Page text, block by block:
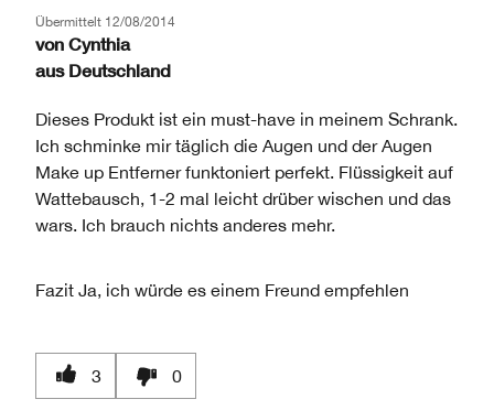
Übermittelt 12/08/2014
von Cynthia
aus Deutschland
Dieses Produkt ist ein must-have in meinem Schrank.
Ich schminke mir täglich die Augen und der Augen
Make up Entferner funktoniert perfekt. Flüssigkeit auf
Wattebausch, 1-2 mal leicht drüber wischen und das
wars. Ich brauch nichts anderes mehr.
Fazit Ja, ich würde es einem Freund empfehlen
3 0